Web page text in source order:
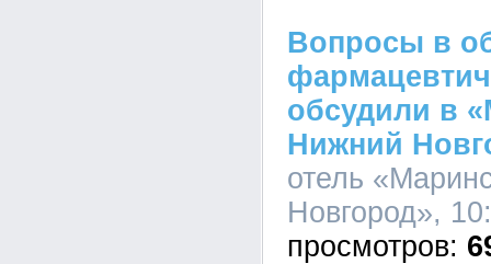
Вопросы в
обсудили в
Нижний
отель
Новгород»,